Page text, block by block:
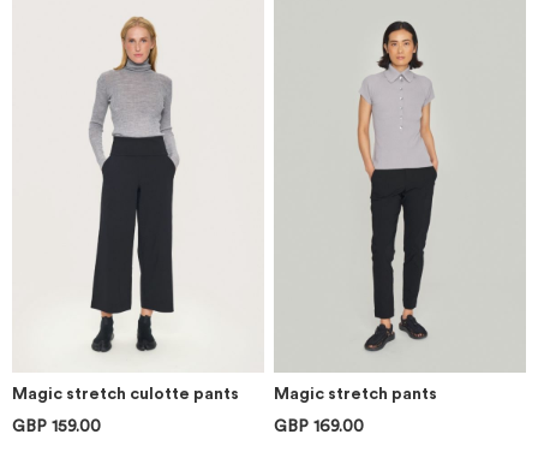
Magic stretch culotte pants
GBP 159.00
Magic stretch pants
GBP 169.00